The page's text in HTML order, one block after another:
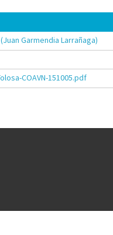
Garmendia Larrañaga)
COAVN-151005.pdf